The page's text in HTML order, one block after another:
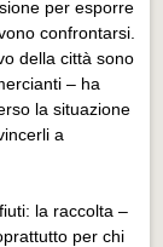
per esporre
confrontarsi.
della città sono
– ha
la situazione
a
la raccolta –
per chi